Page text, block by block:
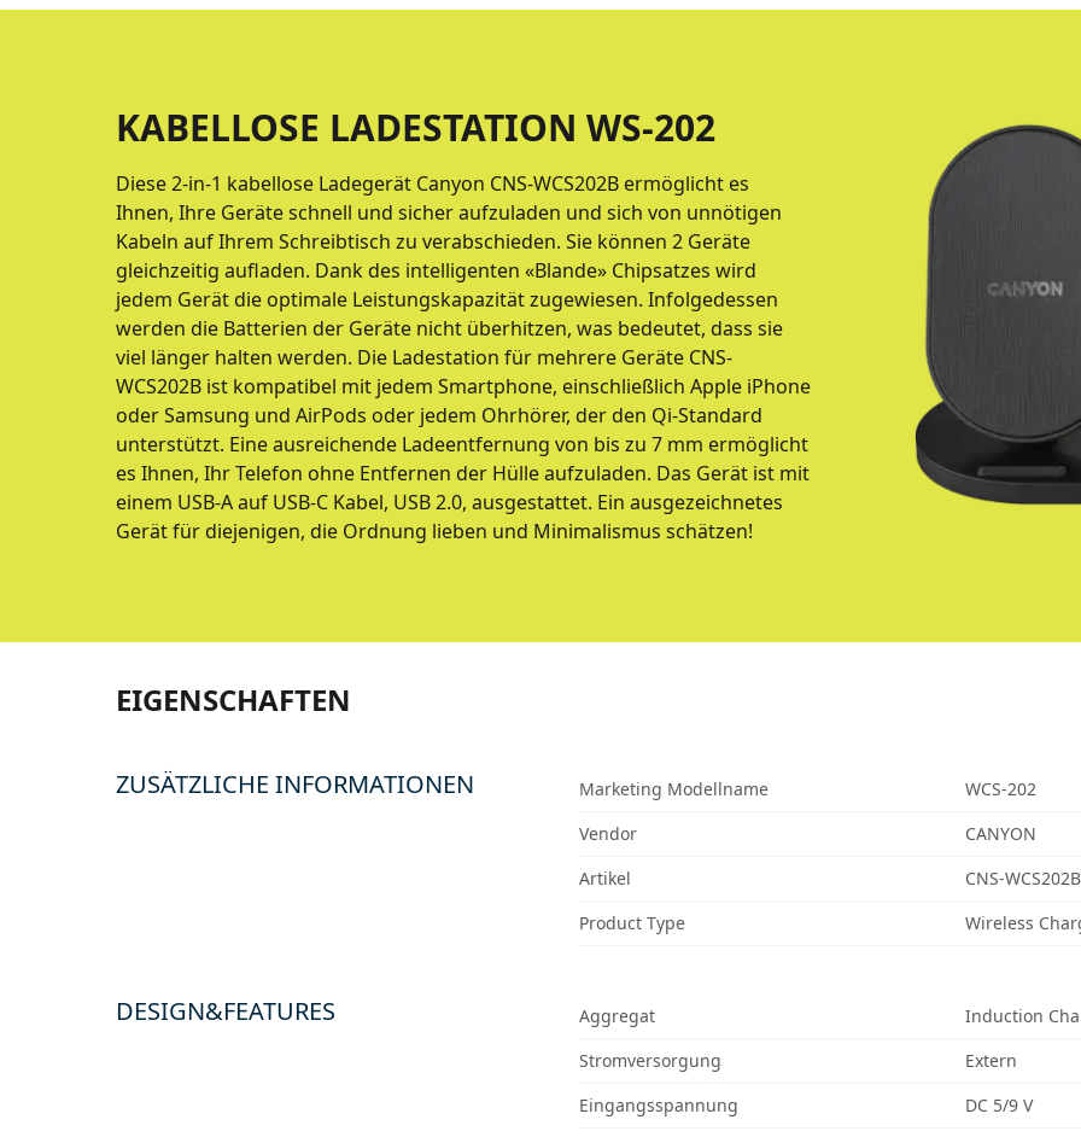
KABELLOSE LADESTATION WS-202
Diese 2-in-1 kabellose Ladegerät Canyon CNS-WCS202B ermöglicht es
Ihnen, Ihre Geräte schnell und sicher aufzuladen und sich von unnötigen
Kabeln auf Ihrem Schreibtisch zu verabschieden. Sie können 2 Geräte
gleichzeitig aufladen. Dank des intelligenten «Blande» Chipsatzes wird
jedem Gerät die optimale Leistungskapazität zugewiesen. Infolgedessen
werden die Batterien der Geräte nicht überhitzen, was bedeutet, dass sie
viel länger halten werden. Die Ladestation für mehrere Geräte CNS-
WCS202B ist kompatibel mit jedem Smartphone, einschließlich Apple iPhone
oder Samsung und AirPods oder jedem Ohrhörer, der den Qi-Standard
unterstützt. Eine ausreichende Ladeentfernung von bis zu 7 mm ermöglicht
es Ihnen, Ihr Telefon ohne Entfernen der Hülle aufzuladen. Das Gerät ist mit
einem USB-A auf USB-C Kabel, USB 2.0, ausgestattet. Ein ausgezeichnetes
Gerät für diejenigen, die Ordnung lieben und Minimalismus schätzen!
EIGENSCHAFTEN
ZUSÄTZLICHE INFORMATIONEN Marketing Modellname
WCS-202
Vendor
CANYON
Artikel
CNS-WCS202B
Product Type
Wireless
DESIGN&FEATURES Aggregat
Induction
Stromversorgung
Extern
Eingangsspannung
DC 5/9 V